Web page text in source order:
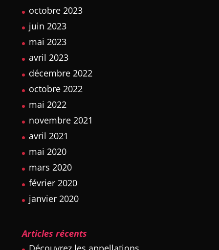
octobre 2023
juin 2023
mai 2023
avril 2023
décembre 2022
octobre 2022
mai 2022
novembre 2021
avril 2021
mai 2020
mars 2020
février 2020
janvier 2020
Articles récents